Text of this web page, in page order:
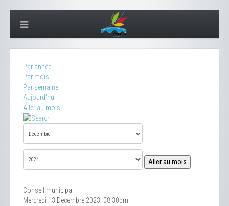
Par année
Par mois
Par semaine
Aujourd'hui
Aller au mois
Aller au mois
Conseil municipal
Mercredi 13 Décembre 2023, 08:30pm